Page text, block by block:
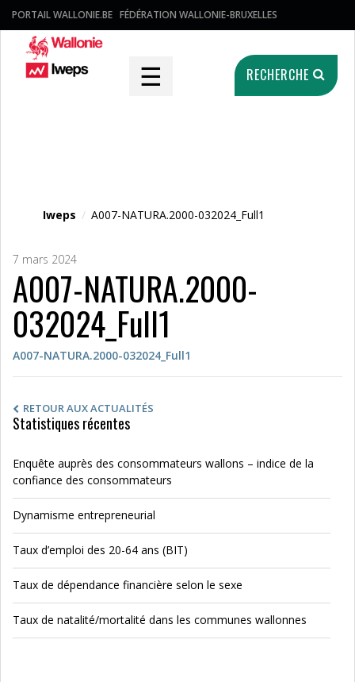
PORTAIL WALLONIE.BE FÉDÉRATION WALLONIE-BRUXELLES
☰ RECHERCHE
Iweps / A007-NATURA.2000-032024_Full1
7 mars 2024
A007-NATURA.2000-
032024_Full1
A007-NATURA.2000-032024_Full1
RETOUR AUX ACTUALITÉS
Statistiques récentes
Enquête auprès des consommateurs wallons – indice de la
confiance des consommateurs
Dynamisme entrepreneurial
Taux d’emploi des 20-64 ans (BIT)
Taux de dépendance financière selon le sexe
Taux de natalité/mortalité dans les communes wallonnes